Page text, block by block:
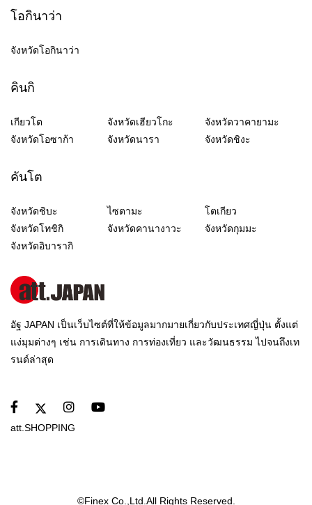
โอกินาว่า
จังหวัดโอกินาว่า
คินกิ
เกียวโต จังหวัดเฮียวโกะ
จังหวัดวาคายามะ
จังหวัดโอซาก้า
จังหวัดนารา จังหวัดชิงะ
คันโต
จังหวัดชิบะ ไซตามะ
โตเกียว
จังหวัดโทชิกิ
จังหวัดคานางาวะ
จังหวัดกุมมะ
จังหวัดอิบารากิ
อัฐ JAPAN เป็นเว็บไซต์ที่ให้ข้อมูลมากมายเกี่ยวกับประเทศญี่ปุ่น ตั้งแต่
แง่มุมต่างๆ เช่น การเดินทาง การท่องเที่ยว และวัฒนธรรม ไปจนถึงเท
รนด์ล่าสุด
att.SHOPPING
©Finex Co.,Ltd.All Rights Reserved.